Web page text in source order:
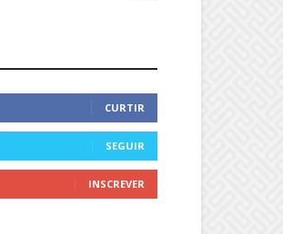
CURTIR
SEGUIR
INSCREVER